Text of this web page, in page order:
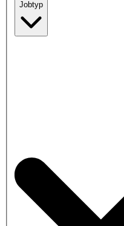
Jobtyp